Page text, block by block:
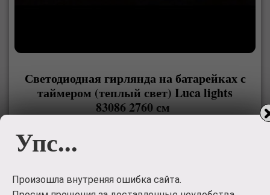
Светодиодная гирлянда на батарейках с
таймером (теплый свет) Luca lights
83086 2760 см
Светодиодная гирлянда на батарейках с таймером
(теплый свет) Luca lights 83086 2760 см подходит для
или сервант. Гирлянда работает от батареек, поэтому
пропадает необходимость ставить елочку рядом с
Упс...
Произошла внутреняя ошибка сайта.